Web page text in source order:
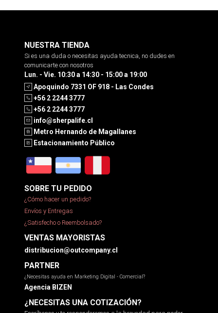
NUESTRA TIENDA
Si es una duda o necesitas ayuda tecnica, no dudes en
comunicarte con nosotros
Lun. - Vie. 10:30 a 14:30 - 15:00 a 19:00
Apoquindo 7331 OF 918 - Las Condes
+56 2 2244 3777
+56 2 2244 3777
info@sherpalife.cl
Metro Hernando de Magallanes
Estacionamiento Público
SOBRE TU PEDIDO
¿Cómo hacer un pedido?
Envíos y Entregas
¿Satisfecho o Reembolsado?
VENTAS MAYORISTAS
distribucion@outcompany.cl
PARTNER
¿Necesitas ayuda en Marketing Digital - Comercial?
Agencia BIZEN
¿NECESITAS UNA COTIZACIÓN?